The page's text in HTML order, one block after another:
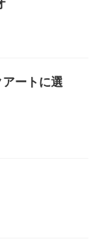
ートに選